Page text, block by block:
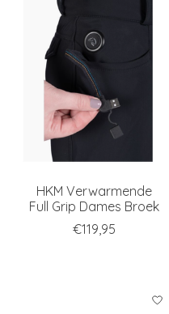
HKM Verwarmende
Full Grip Dames Broek
€119,95